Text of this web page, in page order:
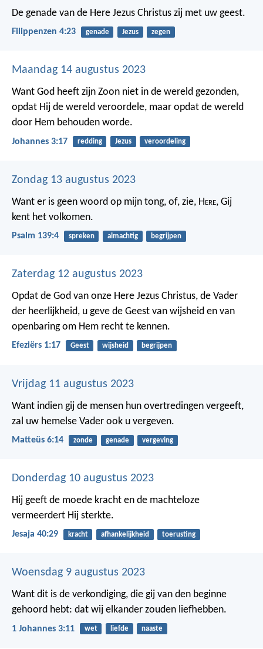
De genade van de Here Jezus Christus zij met uw geest.
Filippenzen 4:23 genade Jezus zegen
Maandag 14 augustus 2023
Want God heeft zijn Zoon niet in de wereld gezonden,
opdat Hij de wereld veroordele, maar opdat de wereld
door Hem behouden worde.
Johannes 3:17 redding Jezus veroordeling
Zondag 13 augustus 2023
Want er is geen woord op mijn tong, of, zie, Here, Gij
kent het volkomen.
Psalm 139:4 spreken almachtig begrijpen
Zaterdag 12 augustus 2023
Opdat de God van onze Here Jezus Christus, de Vader
der heerlijkheid, u geve de Geest van wijsheid en van
openbaring om Hem recht te kennen.
Efeziërs 1:17 Geest wijsheid begrijpen
Vrijdag 11 augustus 2023
Want indien gij de mensen hun overtredingen vergeeft,
zal uw hemelse Vader ook u vergeven.
Matteüs 6:14 zonde genade vergeving
Donderdag 10 augustus 2023
Hij geeft de moede kracht en de machteloze
vermeerdert Hij sterkte.
Jesaja 40:29 kracht afhankelijkheid toerusting
Woensdag 9 augustus 2023
Want dit is de verkondiging, die gij van den beginne
gehoord hebt: dat wij elkander zouden liefhebben.
1 Johannes 3:11 wet liefde naaste